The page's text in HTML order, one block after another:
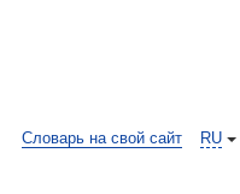
RU
Словарь на свой сайт